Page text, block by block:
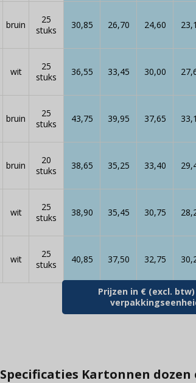
Prijzen in € (excl.
bruin
25
stuks
30,85 26,70 24,60
wit
25
stuks
36,55 33,45 30,00
bruin
25
stuks
43,75 39,95 37,65
bruin
20
stuks
38,65 35,25 33,40
wit
25
stuks
38,90 35,45 30,75
wit
25
stuks
40,85 37,50 32,75
Specificaties Kartonnen dozen